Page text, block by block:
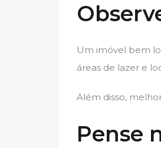
Um imóvel bem
áreas de lazer e
Além disso,
Pense